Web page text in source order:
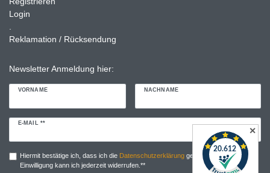
Login
.
Reklamation / Rücksendung
Newsletter Anmeldung hier:
VORNAME NACHNAME
E-MAIL **
Newsletter
Hiermit bestätige ich, dass ich die Daten­schutz­erklärunggelesen habe. Meine
Einwilligung kann ich jederzeit widerrufen.**
✕